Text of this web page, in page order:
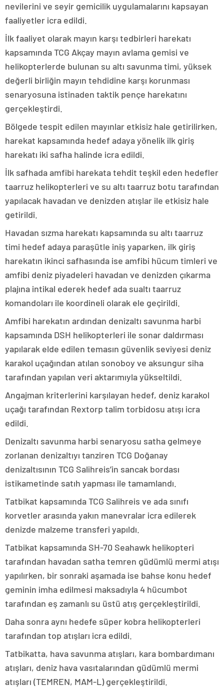
nevilerini ve seyir gemicilik uygulamalarını kapsayan
faaliyetler icra edildi.
İlk faaliyet olarak mayın karşı tedbirleri harekatı
kapsamında TCG Akçay mayın avlama gemisi ve
helikopterlerde bulunan su altı savunma timi, yüksek
değerli birliğin mayın tehdidine karşı korunması
senaryosuna istinaden taktik pençe harekatını
gerçekleştirdi.
Bölgede tespit edilen mayınlar etkisiz hale getirilirken,
harekat kapsamında hedef adaya yönelik ilk giriş
harekatı iki safha halinde icra edildi.
İlk safhada amfibi harekata tehdit teşkil eden hedefler
taarruz helikopterleri ve su altı taarruz botu tarafından
yapılacak havadan ve denizden atışlar ile etkisiz hale
getirildi.
Havadan sızma harekatı kapsamında su altı taarruz
timi hedef adaya paraşütle iniş yaparken, ilk giriş
harekatın ikinci safhasında ise amfibi hücum timleri ve
amfibi deniz piyadeleri havadan ve denizden çıkarma
plajına intikal ederek hedef ada sualtı taarruz
komandoları ile koordineli olarak ele geçirildi.
Amfibi harekatın ardından denizaltı savunma harbi
kapsamında DSH helikopterleri ile sonar daldırması
yapılarak elde edilen temasın güvenlik seviyesi deniz
karakol uçağından atılan sonoboy ve aksungur siha
tarafından yapılan veri aktarımıyla yükseltildi.
Angajman kriterlerini karşılayan hedef, deniz karakol
uçağı tarafından Rextorp talim torbidosu atışı icra
edildi.
Denizaltı savunma harbi senaryosu satha gelmeye
zorlanan denizaltıyı tanziren TCG Doğanay
denizaltısının TCG Salihreis’in sancak bordası
istikametinde satıh yapması ile tamamlandı.
Tatbikat kapsamında TCG Salihreis ve ada sınıfı
korvetler arasında yakın manevralar icra edilerek
denizde malzeme transferi yapıldı.
Tatbikat kapsamında SH-70 Seahawk helikopteri
tarafından havadan satha temren güdümlü mermi atışı
yapılırken, bir sonraki aşamada ise bahse konu hedef
geminin imha edilmesi maksadıyla 4 hücumbot
tarafından eş zamanlı su üstü atış gerçekleştirildi.
Daha sonra aynı hedefe süper kobra helikopterleri
tarafından top atışları icra edildi.
Tatbikatta, hava savunma atışları, kara bombardımanı
atışları, deniz hava vasıtalarından güdümlü mermi
atışları (TEMREN, MAM-L) gerçekleştirildi.